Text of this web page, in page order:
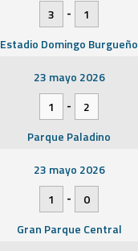
3
-
1
Estadio Domingo Burgueño
23 mayo 2026
1
-
2
Parque Paladino
23 mayo 2026
1
-
0
Gran Parque Central